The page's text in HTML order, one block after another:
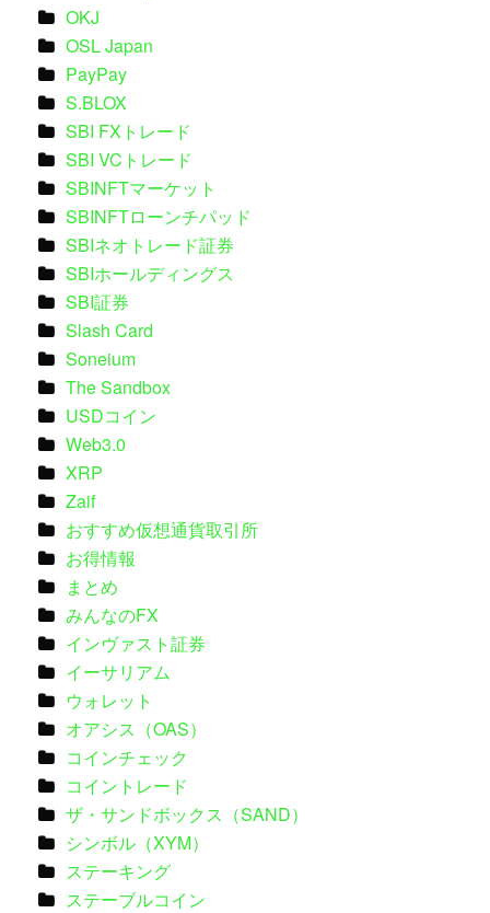
OKJ
OSL Japan
PayPay
S.BLOX
SBI FXトレード
SBI VCトレード
SBINFTマーケット
SBINFTローンチパッド
SBIネオトレード証券
SBIホールディングス
SBI証券
Slash Card
Soneium
The Sandbox
USDコイン
Web3.0
XRP
Zaif
おすすめ仮想通貨取引所
お得情報
まとめ
みんなのFX
インヴァスト証券
イーサリアム
ウォレット
オアシス（OAS）
コインチェック
コイントレード
ザ・サンドボックス（SAND）
シンボル（XYM）
ステーキング
ステーブルコイン